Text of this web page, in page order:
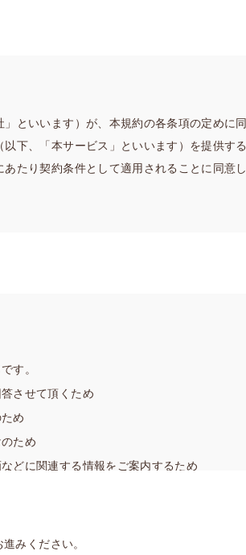
といいます）が、本規約の各条項の定めに
下、「本サービス」といいます）を提供す
たり契約条件として適用されることに同意
規則を自由に定めることができ、また改廃す
周知のうえ当該規則を発効させることができ
とします。
当社は自由に変更することができ、当社に
本規約または規則に反しない限りで自由に
す。
させて頂くため
め
ため
どに関連する情報をご案内するため
トの実施のため
みください。